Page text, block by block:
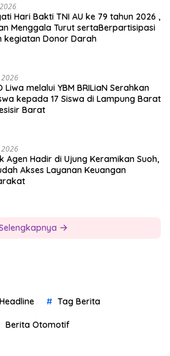
Hari Bakti TNI AU ke 79 tahun 2026 ,
Menggala Turut sertaBerpartisipasi
kegiatan Donor Darah
Liwa melalui YBM BRILiaN Serahkan
kepada 17 Siswa di Lampung Barat
Barat
Agen Hadir di Ujung Keramikan Suoh,
Akses Layanan Keuangan
Headline Tag Berita
Berita Otomotif